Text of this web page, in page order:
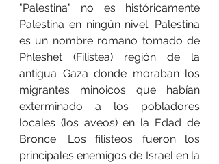
"Palestina" no es históricamente
Palestina en ningún nivel. Palestina
es un nombre romano tomado de
Phleshet (Filistea) región de la
antigua Gaza donde moraban los
migrantes minoicos que habían
exterminado a los pobladores
locales (los aveos) en la Edad de
Bronce. Los filisteos fueron los
principales enemigos de Israel en la